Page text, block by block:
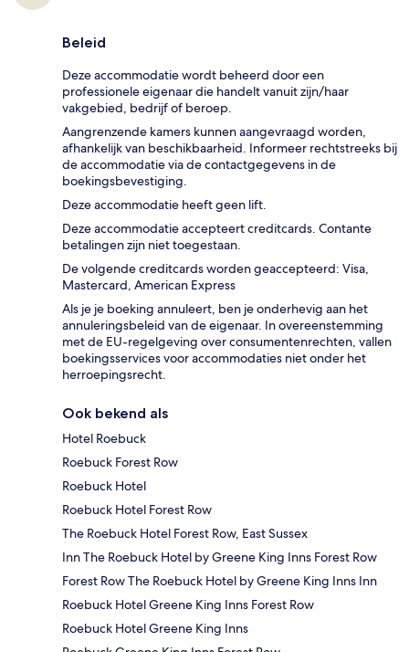
Beleid
Deze accommodatie wordt beheerd door een
professionele eigenaar die handelt vanuit zijn/haar
vakgebied, bedrijf of beroep.
Aangrenzende kamers kunnen aangevraagd worden,
afhankelijk van beschikbaarheid. Informeer rechtstreeks bij
de accommodatie via de contactgegevens in de
boekingsbevestiging.
Deze accommodatie heeft geen lift.
Deze accommodatie accepteert creditcards. Contante
betalingen zijn niet toegestaan.
De volgende creditcards worden geaccepteerd: Visa,
Mastercard, American Express
Als je je boeking annuleert, ben je onderhevig aan het
annuleringsbeleid van de eigenaar. In overeenstemming
met de EU-regelgeving over consumentenrechten, vallen
boekingsservices voor accommodaties niet onder het
herroepingsrecht.
Ook bekend als
Hotel Roebuck
Roebuck Forest Row
Roebuck Hotel
Roebuck Hotel Forest Row
The Roebuck Hotel Forest Row, East Sussex
Inn The Roebuck Hotel by Greene King Inns Forest Row
Forest Row The Roebuck Hotel by Greene King Inns Inn
Roebuck Hotel Greene King Inns Forest Row
Roebuck Hotel Greene King Inns